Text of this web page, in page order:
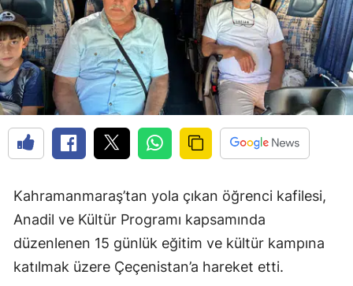
Kahramanmaraş’tan yola çıkan öğrenci kafilesi,
Anadil ve Kültür Programı kapsamında
düzenlenen 15 günlük eğitim ve kültür kampına
katılmak üzere Çeçenistan’a hareket etti.